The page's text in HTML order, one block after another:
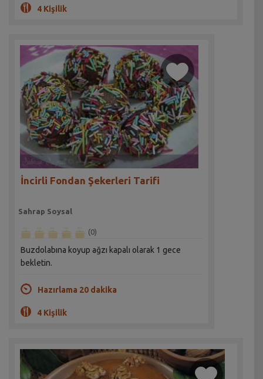
4 Kişilik
İncirli Fondan Şekerleri Tarifi
Sahrap Soysal
(0)
Buzdolabına koyup ağzı kapalı olarak 1 gece
bekletin.
Hazırlama 20 dakika
4 Kişilik